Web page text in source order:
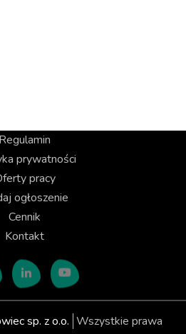
Regulamin
prywatności
pracy
ogłoszenie
Cennik
Kontakt
sp. z o.o. Wszystkie prawa